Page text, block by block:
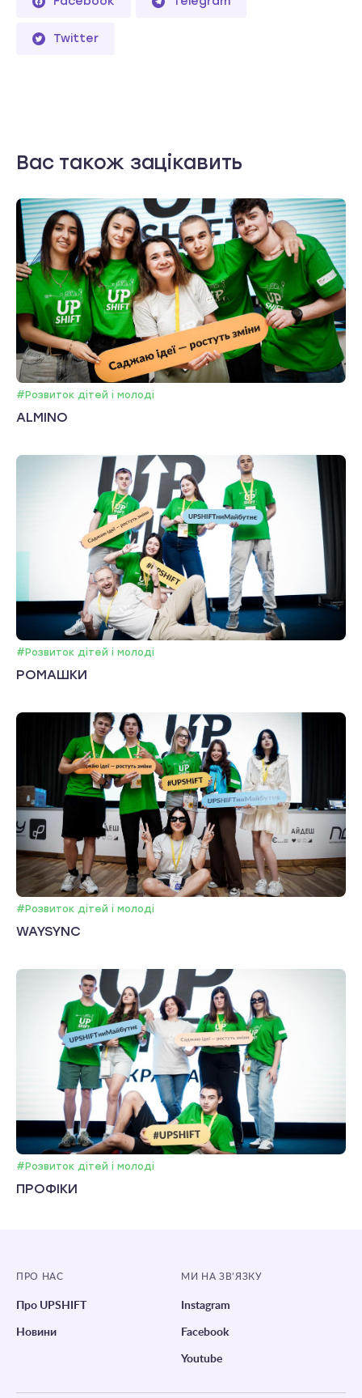
Twitter
Вас також зацікавить
#Розвиток дітей і молоді
ALMINO
#Розвиток дітей і молоді
РОМАШКИ
#Розвиток дітей і молоді
WAYSYNC
#Розвиток дітей і молоді
ПРОФІКИ
ПРО НАС
Про UPSHIFT
Новини
МИ НА ЗВ’ЯЗКУ
Instagram
Facebook
Youtube